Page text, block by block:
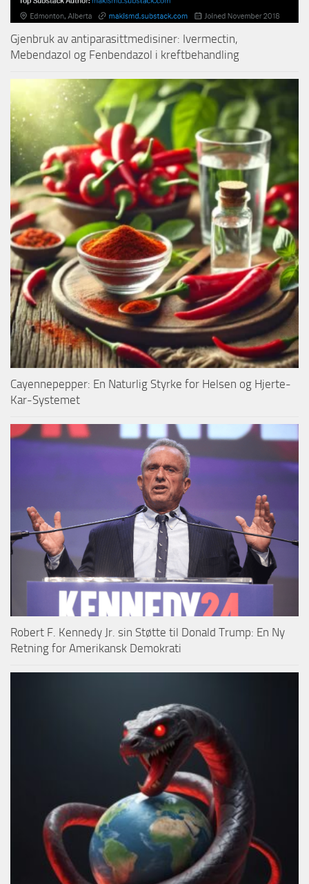
Gjenbruk av antiparasittmedisiner: Ivermectin,
Mebendazol og Fenbendazol i kreftbehandling
Cayennepepper: En Naturlig Styrke for Helsen og Hjerte-
Kar-Systemet
Robert F. Kennedy Jr. sin Støtte til Donald Trump: En Ny
Retning for Amerikansk Demokrati